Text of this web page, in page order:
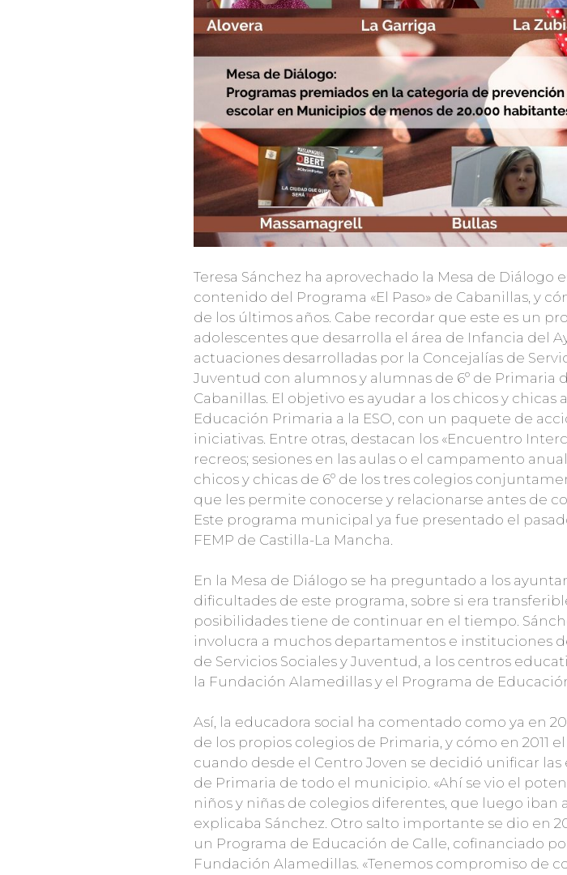
Teresa Sánchez ha aprovechado la Mesa de Diálogo
contenido del Programa «El Paso» de Cabanillas, y
de los últimos años. Cabe recordar que este es un
adolescentes que desarrolla el área de Infancia del
actuaciones desarrolladas por la Concejalías de
Juventud con alumnos y alumnas de 6º de Primaria
Cabanillas. El objetivo es ayudar a los chicos y chicas
Educación Primaria a la ESO, con un paquete de
iniciativas. Entre otras, destacan los «Encuentro
recreos; sesiones en las aulas o el campamento
chicos y chicas de 6º de los tres colegios
que les permite conocerse y relacionarse antes de
Este programa municipal ya fue presentado el
FEMP de Castilla-La Mancha.
En la Mesa de Diálogo se ha preguntado a los
dificultades de este programa, sobre si era
posibilidades tiene de continuar en el tiempo.
involucra a muchos departamentos e instituciones
de Servicios Sociales y Juventud, a los centros
la Fundación Alamedillas y el Programa de
Así, la educadora social ha comentado como ya en
de los propios colegios de Primaria, y cómo en 2011
cuando desde el Centro Joven se decidió unificar las
de Primaria de todo el municipio. «Ahí se vio el
niños y niñas de colegios diferentes, que luego iban
explicaba Sánchez. Otro salto importante se dio en
un Programa de Educación de Calle, cofinanciado
Fundación Alamedillas. «Tenemos compromiso de